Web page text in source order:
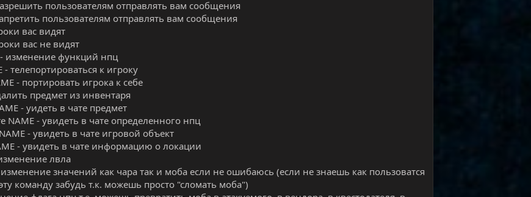
пользователям отправлять вам сообщения
пользователям отправлять вам сообщения
вас видят
вас не видят
изменение функций нпц
- телепортироваться к игроку
- портировать игрока к себе
предмет из инвентаря
- уидеть в чате предмет
NAME - увидеть в чате определенного нпц
- увидеть в чате игровой объект
- увидеть в чате информацию о локации
лвла
значений как чара так и моба если не ошибаюсь (если не знаешь как пользоватся
команду забудь т.к. можешь просто "сломать моба")